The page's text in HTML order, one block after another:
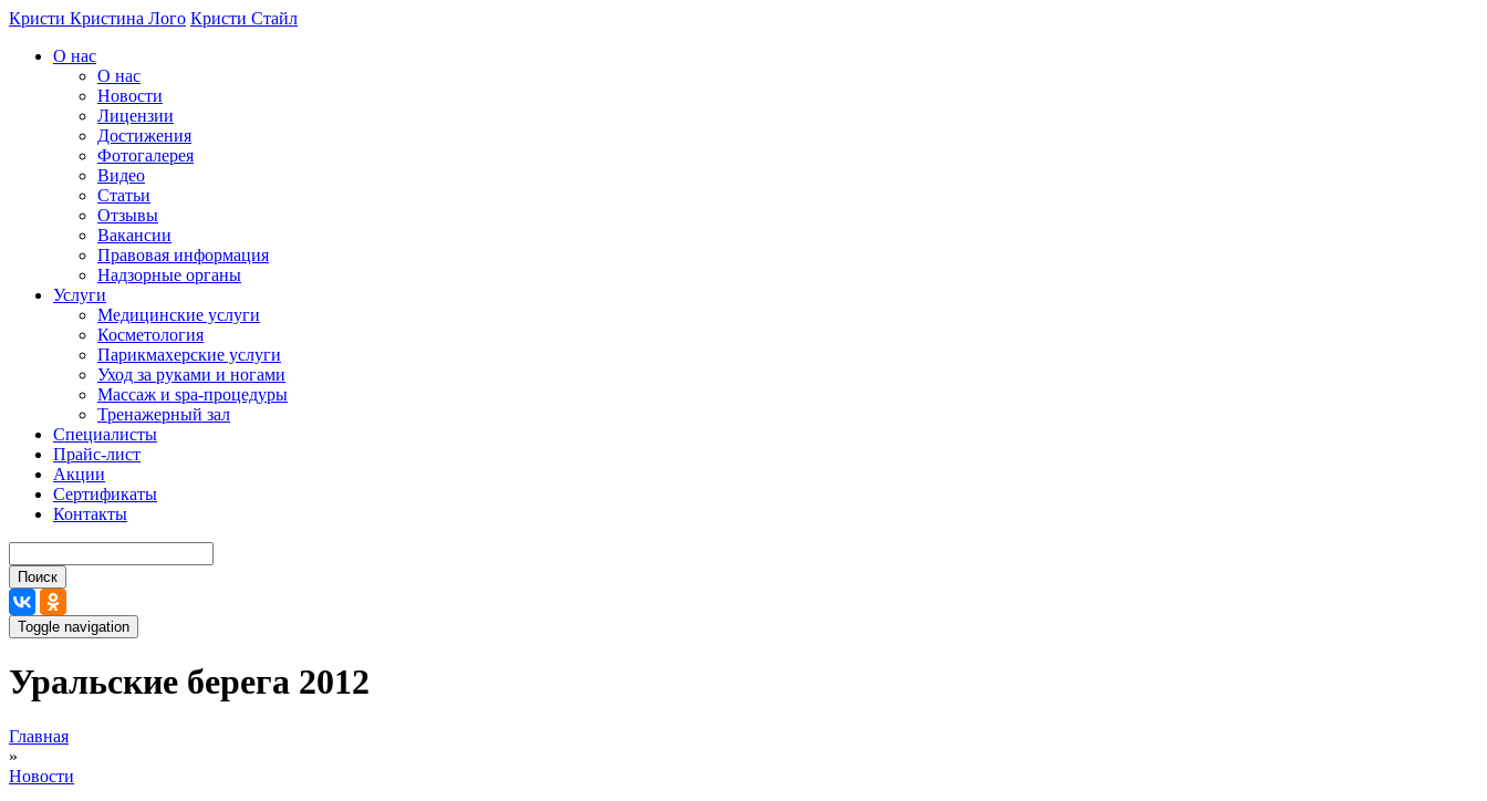
Перейти к основному содержанию
Кристи Кристина Лого Кристи Стайл
О нас
О нас
Новости
Лицензии
Достижения
Фотогалерея
Видео
Статьи
Отзывы
Вакансии
Правовая информация
Надзорные органы
Услуги
Медицинские услуги
Косметология
Парикмахерские услуги
Уход за руками и ногами
Массаж и spa-процедуры
Тренажерный зал
Специалисты
Прайс-лист
Акции
Сертификаты
Контакты
Поиск
Toggle navigation
Уральские берега 2012
Вы здесь
Главная
»
Новости